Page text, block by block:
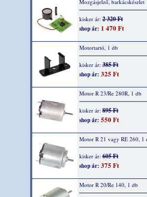
Mozgásjelző, barkácskészlet
kisker ár: 2 320 Ft
shop ár: 1 470 Ft
Motortartó, 1 db
kisker ár: 385 Ft
shop ár: 325 Ft
Motor R 23/Re 280R, 1 db
kisker ár: 895 Ft
shop ár: 550 Ft
Motor R 21 vagy RE 260, 1
kisker ár: 605 Ft
shop ár: 375 Ft
Motor R 20/Re 140, 1 db